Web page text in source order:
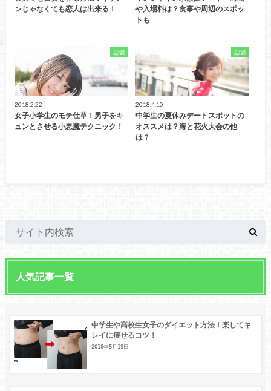
ンじゃなくても恋人は出来る！
や入場料は？食事や周辺のスポッ
トも
恋愛
2018.2.22
女子小学生のモテ仕草！男子をキ
ュンとさせる小悪魔テクニック！
恋愛
2018.4.10
中学生の夏休みデートスポットの
オススメは？海と花火大会の他
は？
人気記事一覧
中学生や高校生女子のダイエット方法！楽してキ
レイに痩せるコツ！
2018年5月19日